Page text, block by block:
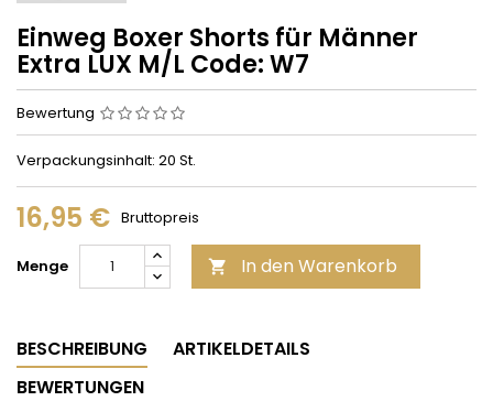
Einweg Boxer Shorts für Männer
Extra LUX M/L Code: W7
Bewertung
Verpackungsinhalt: 20 St.
16,95 € Bruttopreis
Menge  In den Warenkorb
BESCHREIBUNG
ARTIKELDETAILS
BEWERTUNGEN